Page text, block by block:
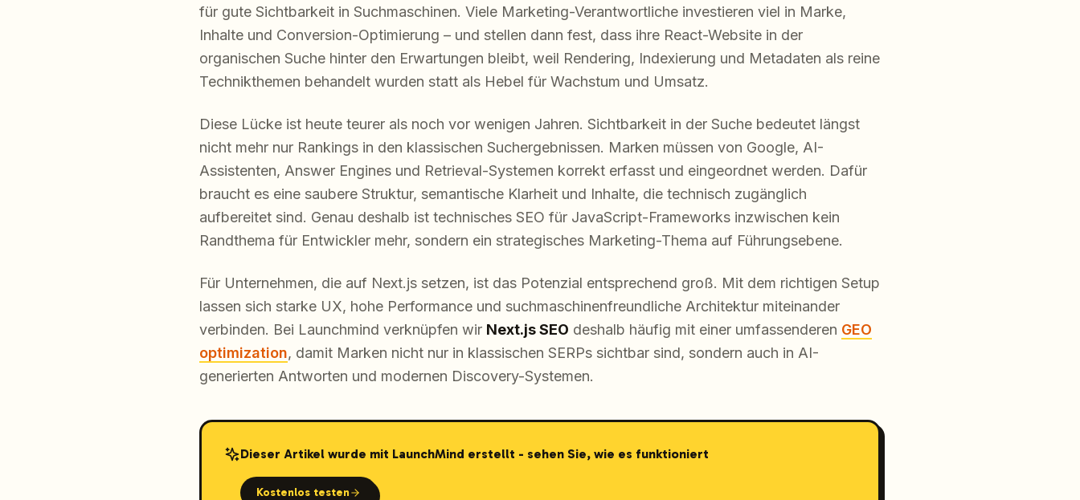
für gute Sichtbarkeit in Suchmaschinen. Viele Marketing-Verantwortliche investieren viel in Marke,
Inhalte und Conversion-Optimierung – und stellen dann fest, dass ihre React-Website in der
organischen Suche hinter den Erwartungen bleibt, weil Rendering, Indexierung und Metadaten als reine
Technikthemen behandelt wurden statt als Hebel für Wachstum und Umsatz.
Diese Lücke ist heute teurer als noch vor wenigen Jahren. Sichtbarkeit in der Suche bedeutet längst
nicht mehr nur Rankings in den klassischen Suchergebnissen. Marken müssen von Google, AI-
Assistenten, Answer Engines und Retrieval-Systemen korrekt erfasst und eingeordnet werden. Dafür
braucht es eine saubere Struktur, semantische Klarheit und Inhalte, die technisch zugänglich
aufbereitet sind. Genau deshalb ist technisches SEO für JavaScript-Frameworks inzwischen kein
Randthema für Entwickler mehr, sondern ein strategisches Marketing-Thema auf Führungsebene.
Für Unternehmen, die auf Next.js setzen, ist das Potenzial entsprechend groß. Mit dem richtigen Setup
lassen sich starke UX, hohe Performance und suchmaschinenfreundliche Architektur miteinander
verbinden. Bei Launchmind verknüpfen wir Next.js SEO deshalb häufig mit einer umfassenderen GEO
optimization, damit Marken nicht nur in klassischen SERPs sichtbar sind, sondern auch in AI-
generierten Antworten und modernen Discovery-Systemen.
Dieser Artikel wurde mit LaunchMind erstellt - sehen Sie, wie es funktioniert
Kostenlos testen